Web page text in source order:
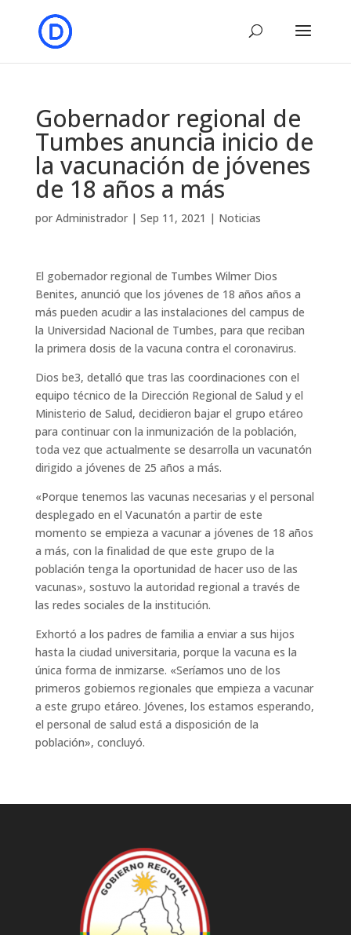
Gobernador regional de
Tumbes anuncia inicio de
la vacunación de jóvenes
de 18 años a más
por Administrador| Sep 11, 2021 | Noticias
El gobernador regional de Tumbes Wilmer Dios
Benites, anunció que los jóvenes de 18 años años a
más pueden acudir a las instalaciones del campus de
la Universidad Nacional de Tumbes, para que reciban
la primera dosis de la vacuna contra el coronavirus.
Dios be3, detalló que tras las coordinaciones con el
equipo técnico de la Dirección Regional de Salud y el
Ministerio de Salud, decidieron bajar el grupo etáreo
para continuar con la inmunización de la población,
toda vez que actualmente se desarrolla un vacunatón
dirigido a jóvenes de 25 años a más.
«Porque tenemos las vacunas necesarias y el personal
desplegado en el Vacunatón a partir de este
momento se empieza a vacunar a jóvenes de 18 años
a más, con la finalidad de que este grupo de la
población tenga la oportunidad de hacer uso de las
vacunas», sostuvo la autoridad regional a través de
las redes sociales de la institución.
Exhortó a los padres de familia a enviar a sus hijos
hasta la ciudad universitaria, porque la vacuna es la
única forma de inmizarse. «Seríamos uno de los
primeros gobiernos regionales que empieza a vacunar
a este grupo etáreo. Jóvenes, los estamos esperando,
el personal de salud está a disposición de la
población», concluyó.